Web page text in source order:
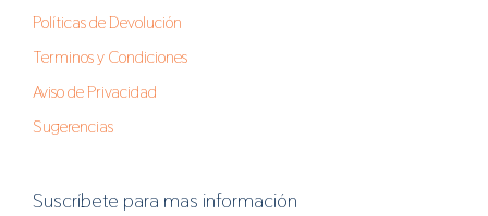
Políticas de Devolución
Terminos y Condiciones
Aviso de Privacidad
Sugerencias
Suscríbete para mas información